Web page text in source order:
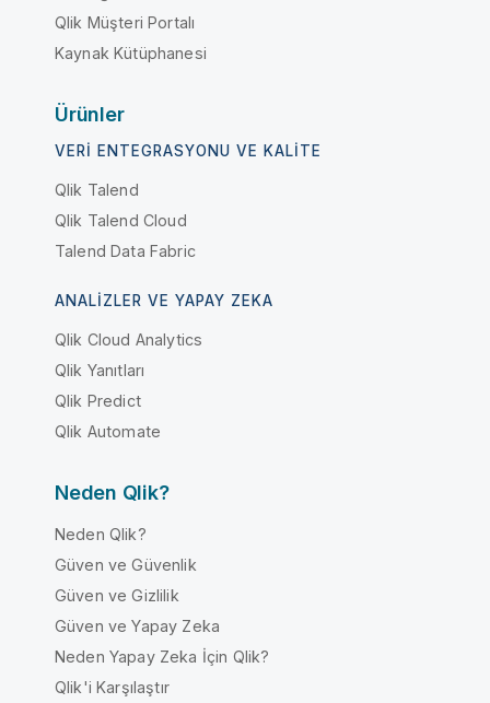
Qlik Müşteri Portalı
Kaynak Kütüphanesi
Ürünler
VERI ENTEGRASYONU VE KALITE
Qlik Talend
Qlik Talend Cloud
Talend Data Fabric
ANALIZLER VE YAPAY ZEKA
Qlik Cloud Analytics
Qlik Yanıtları
Qlik Predict
Qlik Automate
Neden Qlik?
Neden Qlik?
Güven ve Güvenlik
Güven ve Gizlilik
Güven ve Yapay Zeka
Neden Yapay Zeka İçin Qlik?
Qlik'i Karşılaştır